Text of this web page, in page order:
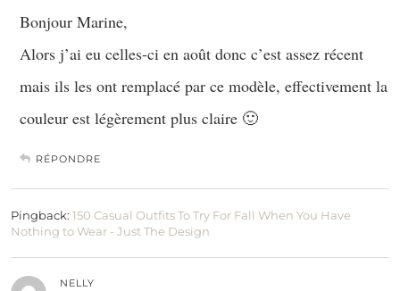
Bonjour Marine,
Alors j’ai eu celles-ci en août donc c’est assez récent
mais ils les ont remplacé par ce modèle, effectivement la
couleur est légèrement plus claire 🙂
RÉPONDRE
Pingback: 150 Casual Outfits To Try For Fall When You Have
Nothing to Wear - Just The Design
NELLY